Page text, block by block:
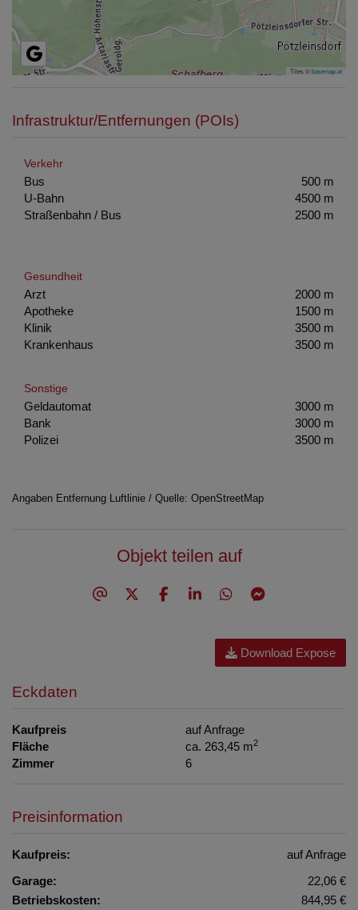
Tiles ©basemap.at
Infrastruktur/Entfernungen (POIs)
Verkehr
Bus
500 m
U-Bahn
4500 m
Straßenbahn / Bus
2500 m
Gesundheit
Arzt
2000 m
Apotheke
1500 m
Klinik
3500 m
Krankenhaus
3500 m
Sonstige
Geldautomat
3000 m
Bank
3000 m
Polizei
3500 m
Angaben Entfernung Luftlinie / Quelle: OpenStreetMap
Objekt teilen auf
Download Expose
Eckdaten
Kaufpreis
auf Anfrage
Fläche
ca. 263,45 m2
Zimmer 6
Preisinformation
Kaufpreis:
auf Anfrage
Garage:
22,06 €
Betriebskosten:
844,95 €